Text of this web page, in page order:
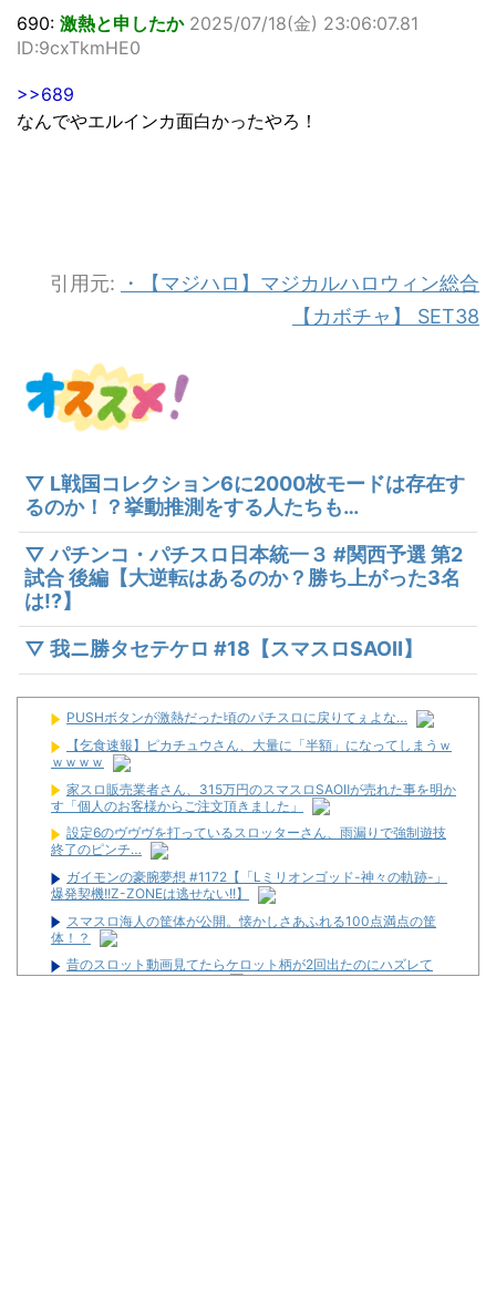
690: 激熱と申したか 2025/07/18(金) 23:06:07.81
ID:9cxTkmHE0
>>689
なんでやエルインカ面白かったやろ！
引用元:
・【マジハロ】マジカルハロウィン総合
【カボチャ】 SET38
▽ L戦国コレクション6に2000枚モードは存在す
るのか！？挙動推測をする人たちも…
▽ パチンコ・パチスロ日本統一３ #関西予選 第2
試合 後編【大逆転はあるのか？勝ち上がった3名
は!?】
▽ 我ニ勝タセテケロ #18【スマスロSAOⅡ】
PUSHボタンが激熱だった頃のパチスロに戻りてぇよな…
【乞食速報】ピカチュウさん、大量に「半額」になってしまうｗ
ｗｗｗｗ
家スロ販売業者さん、315万円のスマスロSAOⅡが売れた事を明か
す「個人のお客様からご注文頂きました」
設定6のヴヴヴを打っているスロッターさん、雨漏りで強制遊技
終了のピンチ…
ガイモンの豪腕夢想 #1172【「Lミリオンゴッド-神々の軌跡-」
爆発契機!!Z-ZONEは逃せない!!】
スマスロ海人の筐体が公開。懐かしさあふれる100点満点の筐
体！？
昔のスロット動画見てたらケロット柄が2回出たのにハズレて
た…流石にヤバすぎじゃね？